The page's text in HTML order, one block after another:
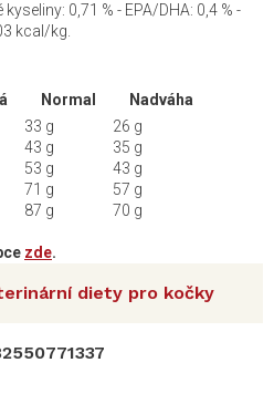
0,71 % - EPA/DHA: 0,4 % -
kcal/kg.
Normal
Nadváha
33 g
26 g
43 g
35 g
53 g
43 g
71 g
57 g
87 g 70 g
zde.
diety pro kočky